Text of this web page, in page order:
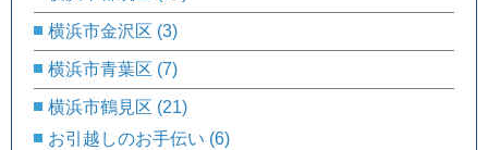
横浜市金沢区 (3)
横浜市青葉区 (7)
横浜市鶴見区 (21)
お引越しのお手伝い (6)